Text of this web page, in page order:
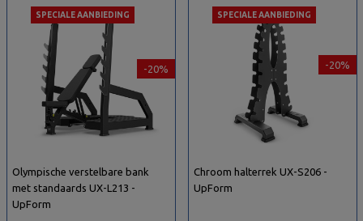
-20%
SPECIALE AANBIEDING
Olympische verstelbare bank
met standaards UX-L213 -
UpForm
-20%
SPECIALE AANBIEDING
Chroom halterrek UX-S206 -
UpForm